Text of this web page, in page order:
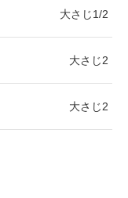
大さじ1/2
大さじ2
大さじ2